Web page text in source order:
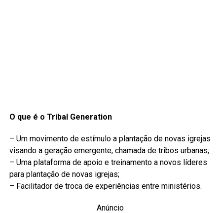
O que é o Tribal Generation
– Um movimento de estímulo a plantação de novas igrejas
visando a geração emergente, chamada de tribos urbanas;
– Uma plataforma de apoio e treinamento a novos líderes
para plantação de novas igrejas;
– Facilitador de troca de experiências entre ministérios.
Anúncio